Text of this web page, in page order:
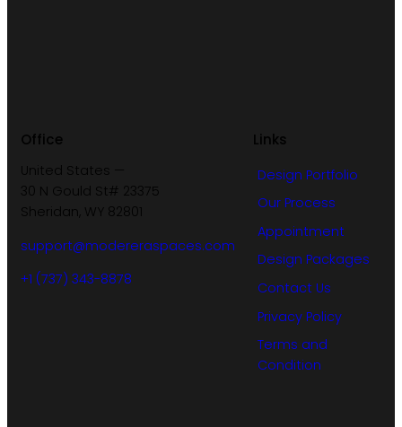
Office
United States —
30 N Gould St# 23375
Sheridan, WY 82801
support@modereraspaces.com
+1 (737) 343-8878
Links
Design Portfolio
Our Process
Appointment
Design Packages
Contact Us
Privacy Policy
Terms and
Condition